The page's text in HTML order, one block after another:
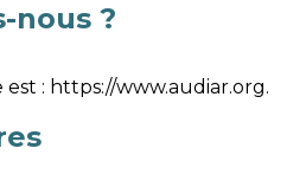
nous ?
est : https://www.audiar.org.